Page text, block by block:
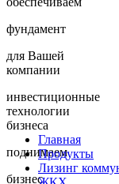
фундамент
для Вашей
компании
инвестиционные
технологии
бизнеса
поднимаем
бизнес
Главная
Продукты
Лизинг